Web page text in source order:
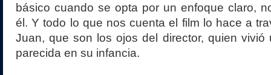
básico cuando se opta por un enfoque claro,
él. Y todo lo que nos cuenta el film lo hace a
Juan, que son los ojos del director, quien vivió
parecida en su infancia.